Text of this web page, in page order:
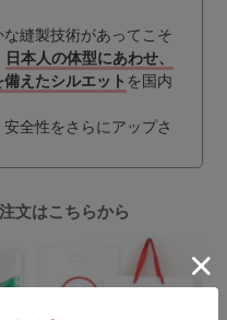
縫製技術があってこそ
日本人の体型にあわせ、
えたシルエット を国内
全性をさらにアップさ
文はこちらから